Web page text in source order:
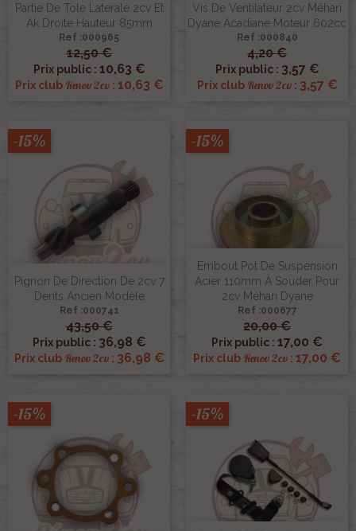
Partie De Tole Laterale 2cv Et
Ak Droite Hauteur 85mm
Ref :000965
12,50 €
Prix public : 10,63 €
Prix club Renov 2cv: 10,63 €
Vis De Ventilateur 2cv Méhari
Dyane Acadiane Moteur 602cc
Ref :000840
4,20 €
Prix public : 3,57 €
Prix club Renov 2cv: 3,57 €
Pignon De Direction De 2cv 7
Dents Ancien Modèle
Ref :000741
43,50 €
Prix public : 36,98 €
Prix club Renov 2cv: 36,98 €
-15%
Embout Pot De Suspension
Acier 110mm À Souder Pour
2cv Méhari Dyane
Ref :000677
20,00 €
Prix public : 17,00 €
Prix club Renov 2cv : 17,00 €
-15%
-15% -15%